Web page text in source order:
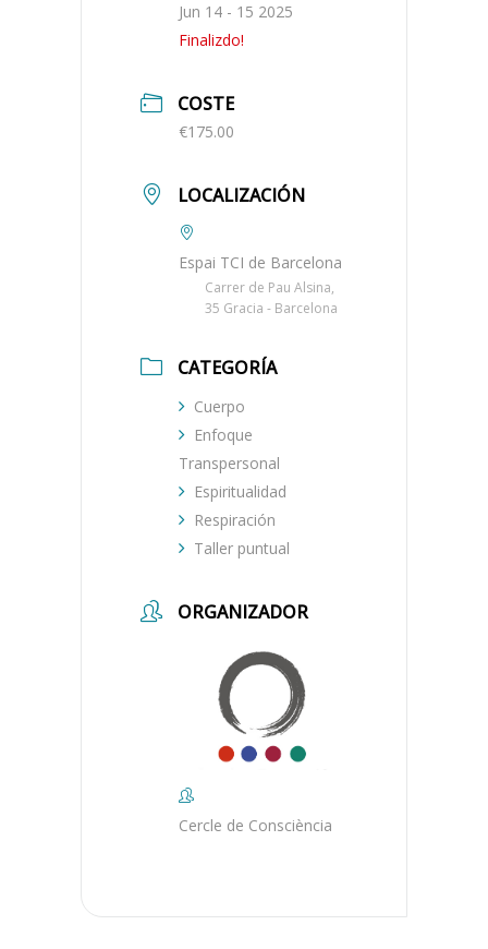
Jun 14 - 15 2025
Finalizdo!
COSTE
€175.00
LOCALIZACIÓN
Espai TCI de Barcelona
Carrer de Pau Alsina,
35 Gracia - Barcelona
CATEGORÍA
Cuerpo
Enfoque
Transpersonal
Espiritualidad
Respiración
Taller puntual
ORGANIZADOR
Cercle de Consciència